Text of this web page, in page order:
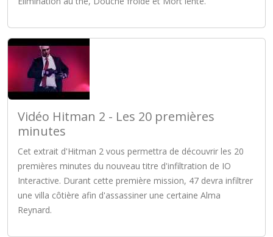
Vidéo Hitman 2 - Les 20 premières
minutes
Cet extrait d'Hitman 2 vous permettra de découvrir les 20
premières minutes du nouveau titre d'infiltration de IO
Interactive. Durant cette première mission, 47 devra infiltrer
une villa côtière afin d'assassiner une certaine Alma
Reynard.